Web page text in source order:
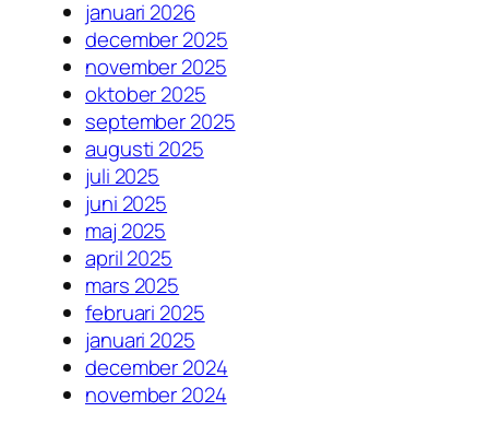
januari 2026
december 2025
november 2025
oktober 2025
september 2025
augusti 2025
juli 2025
juni 2025
maj 2025
april 2025
mars 2025
februari 2025
januari 2025
december 2024
november 2024